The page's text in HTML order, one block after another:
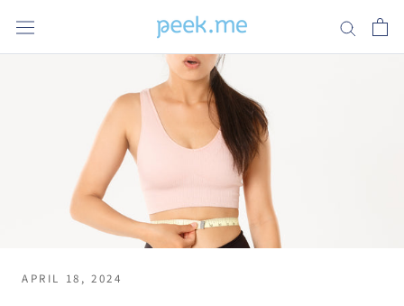
content
APRIL 18, 2024